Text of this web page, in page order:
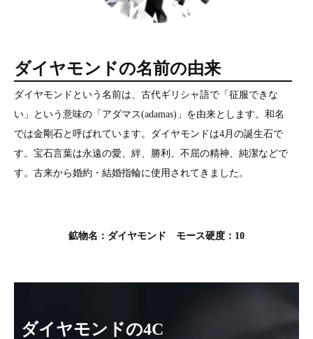
ダイヤモンドの名前の由来
ダイヤモンドという名前は、古代ギリシャ語で「征服できな
い」という意味の「アダマス(adamas)」を由来とします。和名
では金剛石と呼ばれています。ダイヤモンドは4月の誕生石で
す。宝石言葉は永遠の愛、絆、勝利、不屈の精神、純潔などで
す。古来から婚約・結婚指輪に使用されてきました。
鉱物名：ダイヤモンド モース硬度：10
ダイヤモンドの4C